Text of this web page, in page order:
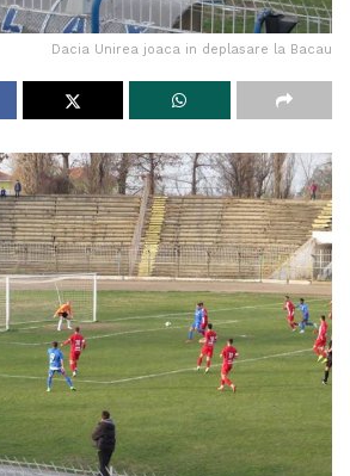
Dacia Unirea joaca in deplasare la Bacau